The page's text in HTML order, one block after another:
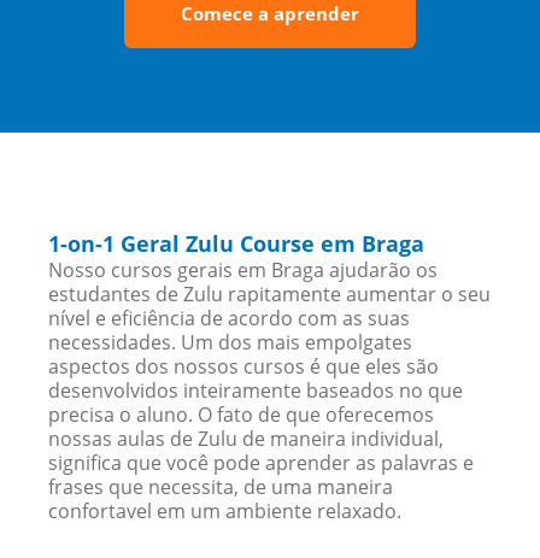
Comece a aprender
1-on-1 Geral Zulu Course em Braga
Nosso cursos gerais em Braga ajudarão os
estudantes de Zulu rapitamente aumentar o seu
nível e eficiência de acordo com as suas
necessidades. Um dos mais empolgates
aspectos dos nossos cursos é que eles são
desenvolvidos inteiramente baseados no que
precisa o aluno. O fato de que oferecemos
nossas aulas de Zulu de maneira individual,
significa que você pode aprender as palavras e
frases que necessita, de uma maneira
confortavel em um ambiente relaxado.